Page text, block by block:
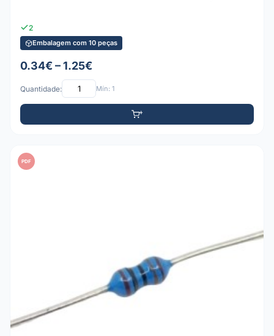
2
Embalagem com 10 peças
0.34€ – 1.25€
Quantidade: Mín: 1
PDF